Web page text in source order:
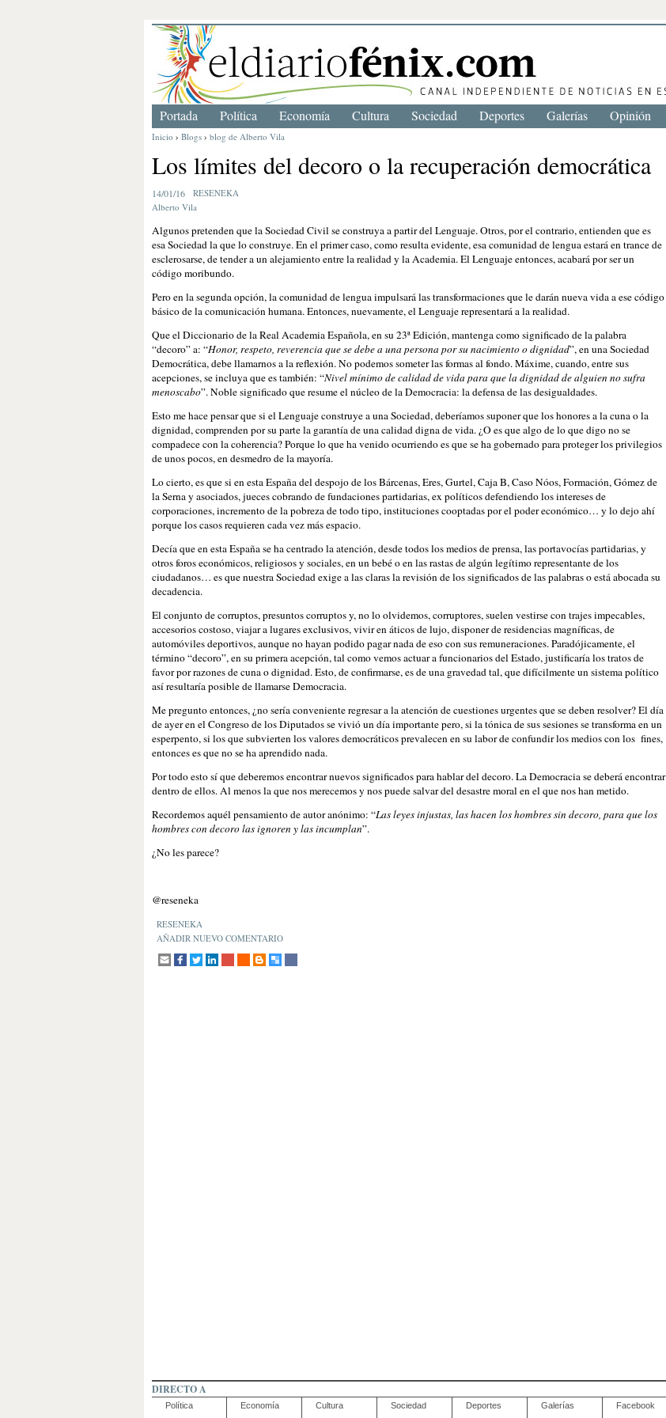
Inicio › Blogs › blog de Alberto Vila
Los límites del decoro o la recuperación democrática
14/01/16
RESENEKA
Alberto Vila
Algunos pretenden que la Sociedad Civil se construya a partir del Lenguaje. Otros, por el contrario, entienden que es
esa Sociedad la que lo construye. En el primer caso, como resulta evidente, esa comunidad de lengua estará en trance de
esclerosarse, de tender a un alejamiento entre la realidad y la Academia. El Lenguaje entonces, acabará por ser un
código moribundo.
Pero en la segunda opción, la comunidad de lengua impulsará las transformaciones que le darán nueva vida a ese código
básico de la comunicación humana. Entonces, nuevamente, el Lenguaje representará a la realidad.
Que el Diccionario de la Real Academia Española, en su 23ª Edición, mantenga como significado de la palabra
“decoro” a: “Honor, respeto, reverencia que se debe a una persona por su nacimiento o dignidad”, en una Sociedad
Democrática, debe llamarnos a la reflexión. No podemos someter las formas al fondo. Máxime, cuando, entre sus
acepciones, se incluya que es también: “Nivel mínimo de calidad de vida para que la dignidad de alguien no sufra
menoscabo”. Noble significado que resume el núcleo de la Democracia: la defensa de las desigualdades.
Esto me hace pensar que si el Lenguaje construye a una Sociedad, deberíamos suponer que los honores a la cuna o la
dignidad, comprenden por su parte la garantía de una calidad digna de vida. ¿O es que algo de lo que digo no se
compadece con la coherencia? Porque lo que ha venido ocurriendo es que se ha gobernado para proteger los privilegios
de unos pocos, en desmedro de la mayoría.
Lo cierto, es que si en esta España del despojo de los Bárcenas, Eres, Gurtel, Caja B, Caso Nóos, Formación, Gómez de
la Serna y asociados, jueces cobrando de fundaciones partidarias, ex políticos defendiendo los intereses de
corporaciones, incremento de la pobreza de todo tipo, instituciones cooptadas por el poder económico… y lo dejo ahí
porque los casos requieren cada vez más espacio.
Decía que en esta España se ha centrado la atención, desde todos los medios de prensa, las portavocías partidarias, y
otros foros económicos, religiosos y sociales, en un bebé o en las rastas de algún legítimo representante de los
ciudadanos… es que nuestra Sociedad exige a las claras la revisión de los significados de las palabras o está abocada su
decadencia.
El conjunto de corruptos, presuntos corruptos y, no lo olvidemos, corruptores, suelen vestirse con trajes impecables,
accesorios costoso, viajar a lugares exclusivos, vivir en áticos de lujo, disponer de residencias magníficas, de
automóviles deportivos, aunque no hayan podido pagar nada de eso con sus remuneraciones. Paradójicamente, el
término “decoro”, en su primera acepción, tal como vemos actuar a funcionarios del Estado, justificaría los tratos de
favor por razones de cuna o dignidad. Esto, de confirmarse, es de una gravedad tal, que difícilmente un sistema político
así resultaría posible de llamarse Democracia.
Me pregunto entonces, ¿no sería conveniente regresar a la atención de cuestiones urgentes que se deben resolver? El día
de ayer en el Congreso de los Diputados se vivió un día importante pero, si la tónica de sus sesiones se transforma en un
esperpento, si los que subvierten los valores democráticos prevalecen en su labor de confundir los medios con los fines,
entonces es que no se ha aprendido nada.
Por todo esto sí que deberemos encontrar nuevos significados para hablar del decoro. La Democracia se deberá encontrar
dentro de ellos. Al menos la que nos merecemos y nos puede salvar del desastre moral en el que nos han metido.
Recordemos aquél pensamiento de autor anónimo: “Las leyes injustas, las hacen los hombres sin decoro, para que los
hombres con decoro las ignoren y las incumplan”.
¿No les parece?
@reseneka
RESENEKA
AÑADIR NUEVO COMENTARIO
Portada Política Economía Cultura Sociedad Deportes Galerías Opinión
DIRECTO A
Política Economía Cultura Sociedad Deportes Galerías Facebook